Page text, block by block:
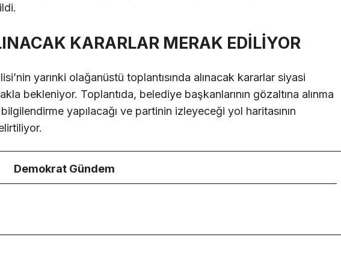
KARARLAR MERAK EDİLİYOR
yarınki olağanüstü toplantısında alınacak kararlar siyasi
bekleniyor. Toplantıda, belediye başkanlarının gözaltına alınma
yapılacağı ve partinin izleyeceği yol haritasının
Demokrat Gündem